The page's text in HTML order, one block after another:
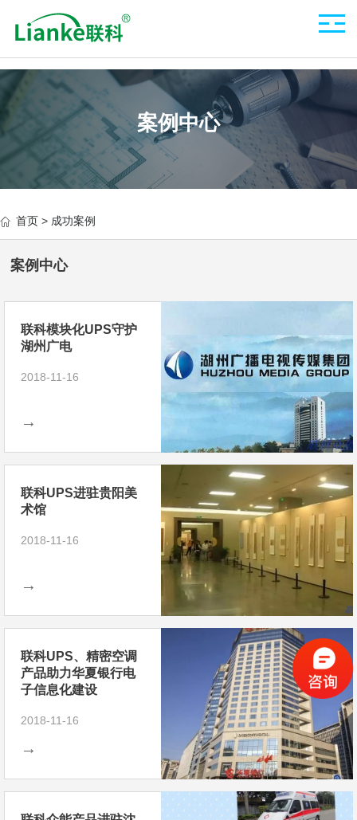
案例中心
首页 > 成功案例
案例中心
联科模块化UPS守护
湖州广电
2018-11-16
→
联科UPS进驻贵阳美
术馆
2018-11-16
→
联科UPS、精密空调
产品助力华夏银行电
子信息化建设
2018-11-16
→